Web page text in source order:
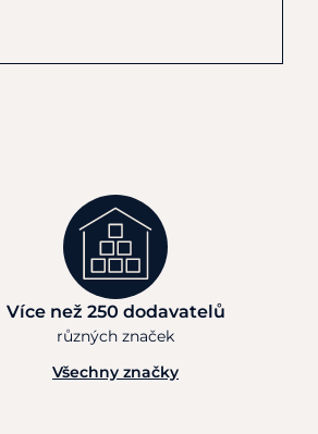
Více než 250 dodavatelů
různých značek
Všechny značky